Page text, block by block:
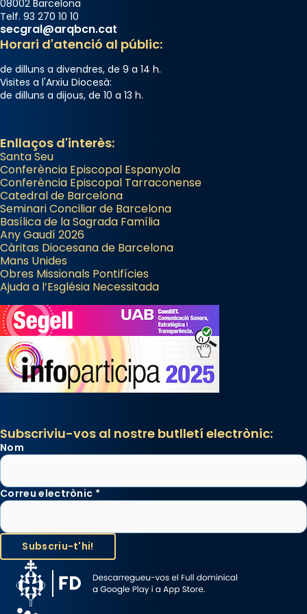
08002 Barcelona
Telf. 93 270 10 10
secgral@arqbcn.cat
Horari d'atenció al públic:
de dilluns a divendres, de 9 a 14 h.
Visites a l'Arxiu Diocesà:
de dilluns a dijous, de 10 a 13 h.
Enllaços d'interès:
Santa Seu
Conferència Episcopal Espanyola
Conferència Episcopal Tarraconense
Catedral de Barcelona
Seminari Conciliar de Barcelona
Basílica de la Sagrada Família
Any Gaudí 2026
Càritas Diocesana de Barcelona
Mans Unides
Obres Missionals Pontifícies
Ajuda a l’Església Necessitada
Subscriviu-vos al nostre butlletí electrònic:
Nom
Correu electrònic *